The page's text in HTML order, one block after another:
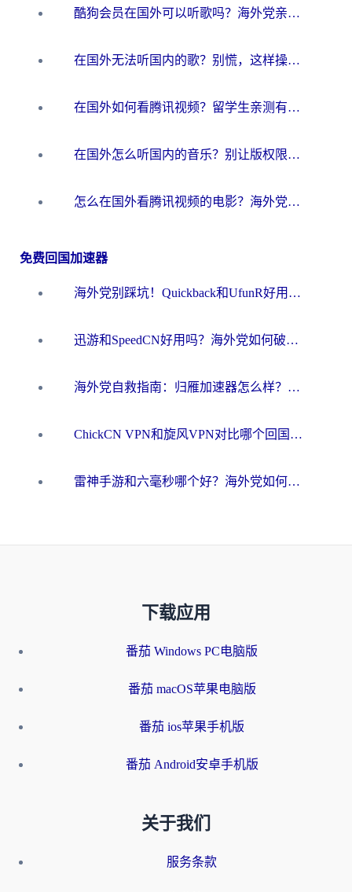
酷狗会员在国外可以听歌吗？海外党亲测有效：3步解决音乐权限难题
在国外无法听国内的歌？别慌，这样操作就能畅听QQ音乐（附亲测加速器推荐）
在国外如何看腾讯视频？留学生亲测有效的回国加速方案
在国外怎么听国内的音乐？别让版权限制断了你的华语歌单
怎么在国外看腾讯视频的电影？海外党亲测有效的回国加速指南
免费回国加速器
海外党别踩坑！Quickback和UfunR好用吗？选对回国加速器才能无缝刷国内资源
迅游和SpeedCN好用吗？海外党如何破解那道看不见的墙
海外党自救指南：归雁加速器怎么样？教你避开坑实现国内资源无缝访问
ChickCN VPN和旋风VPN对比哪个回国效果更好？海外用户的选择困境与出路
雷神手游和六毫秒哪个好？海外党如何真正解锁国内资源
下载应用
番茄 Windows PC电脑版
番茄 macOS苹果电脑版
番茄 ios苹果手机版
番茄 Android安卓手机版
关于我们
服务条款